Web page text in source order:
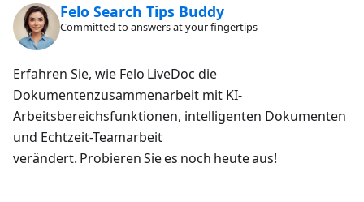
Felo Search Tips Buddy
Committed to answers at your fingertips
Erfahren Sie, wie Felo LiveDoc die
Dokumentenzusammenarbeit mit KI-
Arbeitsbereichsfunktionen, intelligenten Dokumenten
und Echtzeit-Teamarbeit
verändert. Probieren Sie es noch heute aus!